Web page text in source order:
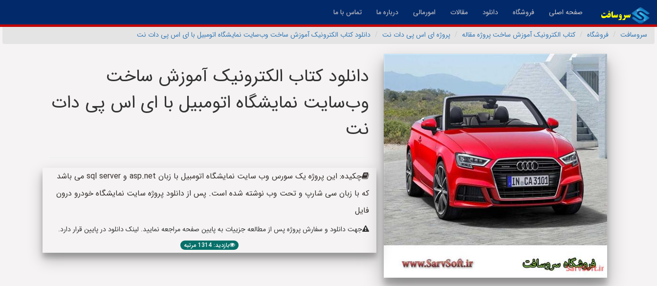
صفحه اصلی(فعال)فروشگاه دانلود مقالات امورمالی درباره ما تماس با ما
سروسافت فروشگاه کتاب الکترونیک آموزش ساخت پروژه مقاله پروژه ای اس پی دات نت دانلود کتاب الکترونیک آموزش ساخت وب‌سایت نمایشگاه اتومبیل با ای اس پی دات نت
دانلود کتاب الکترونیک آموزش ساخت
وب‌سایت نمایشگاه اتومبیل با ای اس پی دات
نت
چکیده: این پروژه یک سورس وب سایت نمایشگاه اتومبیل با زبان asp.net و sql server می باشد
که با زبان سی شارپ و تحت وب نوشته شده است. پس از دانلود پروژه سایت نمایشگاه خودرو درون
فایل
جهت دانلود و سفارش پروژه پس از مطالعه جزییات به پایین صفحه مراجعه نمایید. لینک دانلود در پایین قرار دارد.
بازدید: 1314 مرتبه